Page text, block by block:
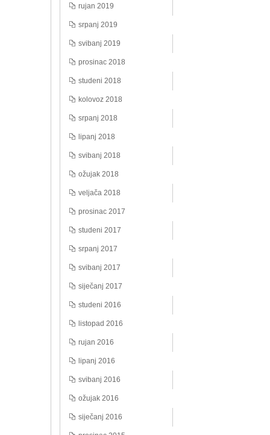
rujan 2019
srpanj 2019
svibanj 2019
prosinac 2018
studeni 2018
kolovoz 2018
srpanj 2018
lipanj 2018
svibanj 2018
ožujak 2018
veljača 2018
prosinac 2017
studeni 2017
srpanj 2017
svibanj 2017
siječanj 2017
studeni 2016
listopad 2016
rujan 2016
lipanj 2016
svibanj 2016
ožujak 2016
siječanj 2016